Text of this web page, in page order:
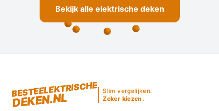
Bekijk alle elektrische deken
BESTEELEKTRISCHE
DEKEN.NL
Slim vergelijken.
Zeker kiezen.